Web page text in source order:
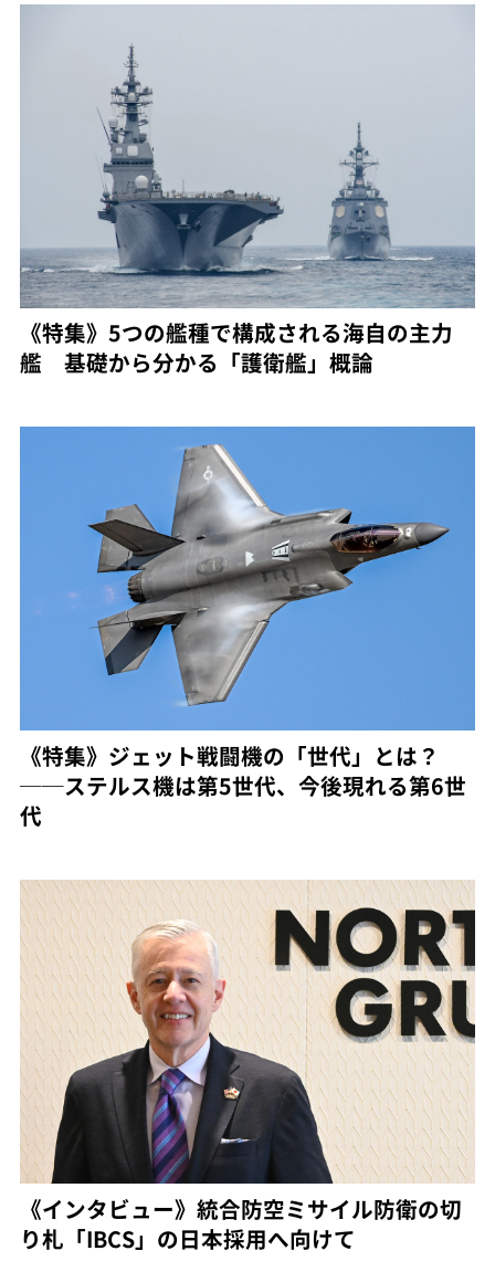
《特集》5つの艦種で構成される海自の主力
艦 基礎から分かる「護衛艦」概論
《特集》ジェット戦闘機の「世代」とは？
──ステルス機は第5世代、今後現れる第6世
代
《インタビュー》統合防空ミサイル防衛の切
り札「IBCS」の日本採用へ向けて